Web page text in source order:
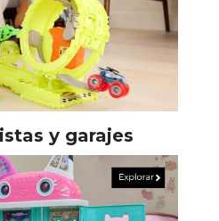
y garajes